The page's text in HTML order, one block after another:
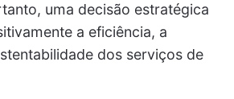
uma decisão estratégica
a eficiência, a
dos serviços de